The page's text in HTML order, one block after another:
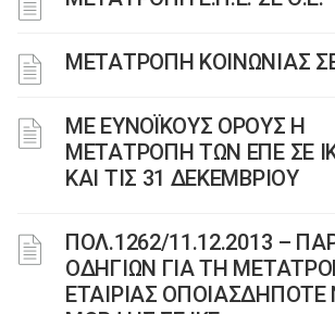
ΜΕΤΑΤΡΟΠΗ ΚΟΙΝΩΝΙΑΣ ΣΕ
ΜΕ ΕΥΝΟΪΚΟΥΣ ΟΡΟΥΣ Η
ΜΕΤΑΤΡΟΠΗ ΤΩΝ ΕΠΕ ΣΕ
ΚΑΙ ΤΙΣ 31 ΔΕΚΕΜΒΡΙΟΥ
ΠΟΛ.1262/11.12.2013 –
ΟΔΗΓΙΩΝ ΓΙΑ ΤΗ
ΕΤΑΙΡΙΑΣ